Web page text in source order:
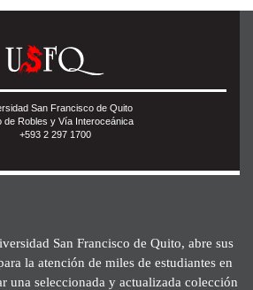
San Francisco de Quito
de Robles y Vía Interoceánica
+593 2 297 1700
San Francisco de Quito, abre sus
la atención de miles de estudiantes en
una seleccionada y actualizada colección